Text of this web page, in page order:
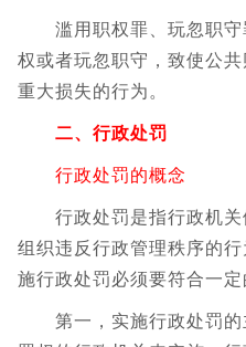
滥用职权罪、玩忽职守
权或者玩忽职守，致使公
重大损失的行为。
二、行政处罚
行政处罚的概念
行政处罚是指行政机关
组织违反行政管理秩序的
施行政处罚必须要符合一定
第一，实施行政处罚的